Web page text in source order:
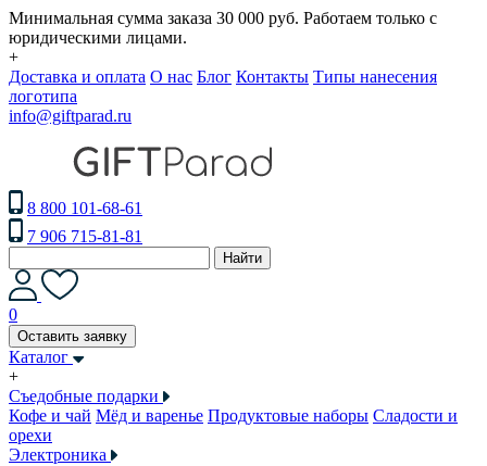
Минимальная сумма заказа 30 000 руб. Работаем только с
юридическими лицами.
+
Доставка и оплата О нас Блог Контакты Типы нанесения
логотипа
info@giftparad.ru
8 800 101-68-61
7 906 715-81-81
Найти
0
Оставить заявку
Каталог
+
Съедобные подарки
Кофе и чай Мёд и варенье Продуктовые наборы Сладости и
орехи
Электроника